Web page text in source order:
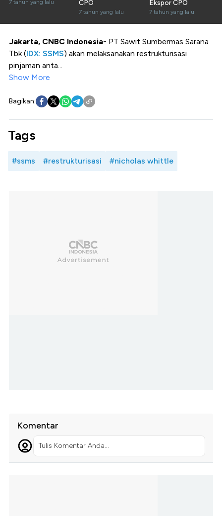
7 tahun yang lalu
CPO
7 tahun yang lalu
Ekspor CPO
7 tahun yang lalu
Jakarta, CNBC Indonesia- PT Sawit Sumbermas Sarana
Tbk (IDX: SSMS) akan melaksanakan restrukturisasi
pinjaman anta...
Show More
Bagikan:
Tags
#ssms #restrukturisasi #nicholas whittle
Komentar
Tulis Komentar Anda...